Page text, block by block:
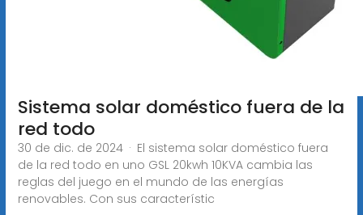
Sistema solar doméstico fuera de la
red todo
30 de dic. de 2024 · El sistema solar doméstico fuera
de la red todo en uno GSL 20kwh 10KVA cambia las
reglas del juego en el mundo de las energías
renovables. Con sus característic